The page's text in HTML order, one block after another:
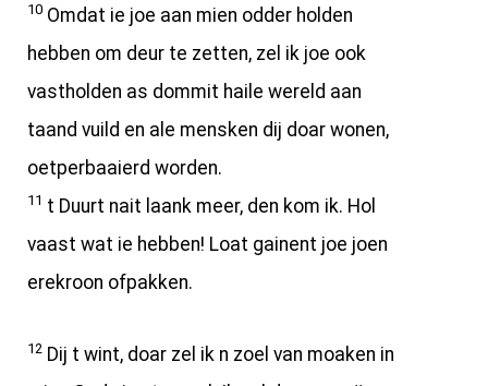
10 Omdat ie joe aan mien odder holden
hebben om deur te zetten, zel ik joe ook
vastholden as dommit haile wereld aan
taand vuild en ale mensken dij doar wonen,
oetperbaaierd worden.
11 t Duurt nait laank meer, den kom ik. Hol
vaast wat ie hebben! Loat gainent joe joen
erekroon ofpakken.
12 Dij t wint, doar zel ik n zoel van moaken in